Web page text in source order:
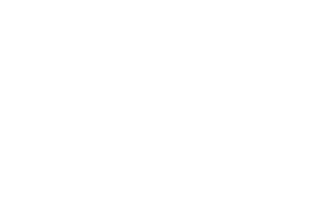
El nuevo baipás en
reducirá 20
entre Sevilla,